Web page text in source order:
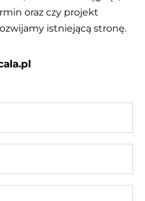
oraz czy projekt
istniejącą stronę.